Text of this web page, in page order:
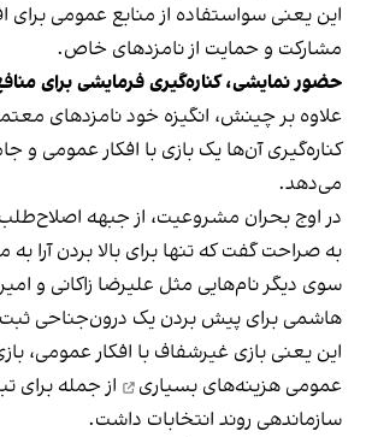
این یعنی سواستفاده از منابع عمومی برای
مشارکت و حمایت از نامزدهای خاص.
حضور نمایشی، کناره‌گیری فرمایشی برای
علاوه بر چینش، انگیزه خود نامزدهای
کناره‌گیری آن‌ها یک بازی با افکار عمومی و
می‌دهد.
در اوج بحران مشروعیت، از جبهه
به صراحت گفت که تنها برای بالا بردن آرا به
سوی دیگر نام‌هایی مثل علیرضا زاکانی و
هاشمی برای پیش بردن یک درون‌جناحی ثبت
این یعنی بازی غیرشفاف با افکار عمومی،
عمومی هزینه‌های بسیاری
از جمله برای
سازماندهی روند انتخابات داشت.